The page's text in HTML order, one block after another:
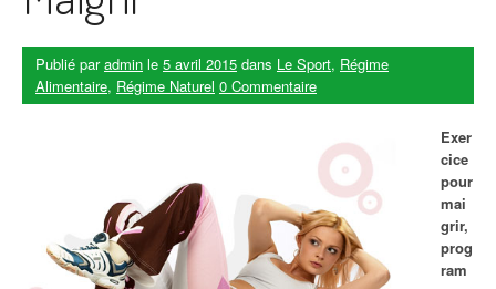
Publié paradmin le 5 avril 2015 dans Le Sport, Régime
Alimentaire, Régime Naturel 0 Commentaire
Exer
cice
pour
mai
grir,
prog
ram